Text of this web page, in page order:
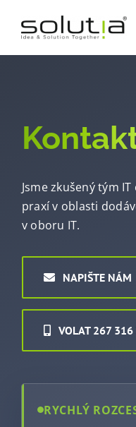
Partnerství
O nás
Jsme zkušený tým
praxí v oblasti
v oboru IT.
NAPIŠTE NÁM
VOLAT 267
RYCHLÝ